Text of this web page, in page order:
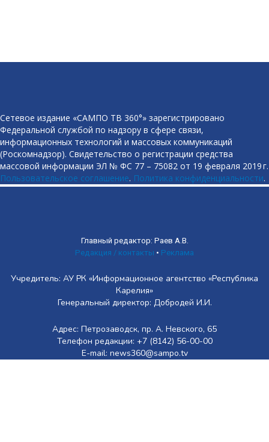
Сетевое издание «САМПО ТВ 360°» зарегистрировано
Федеральной службой по надзору в сфере связи,
информационных технологий и массовых коммуникаций
(Роскомнадзор). Свидетельство о регистрации средства
массовой информации ЭЛ № ФС 77 – 75082 от 19 февраля 2019 г.
Пользовательское соглашение. Политика конфиденциальности.
Главный редактор: Раев А.В.
Редакция / контакты • Реклама
Учредитель: АУ РК «Информационное агентство «Республика
Карелия»
Генеральный директор: Добродей И.И.
Адрес: Петрозаводск, пр. А. Невского, 65
Телефон редакции: +7 (8142) 56-00-00
E-mail: news360@sampo.tv